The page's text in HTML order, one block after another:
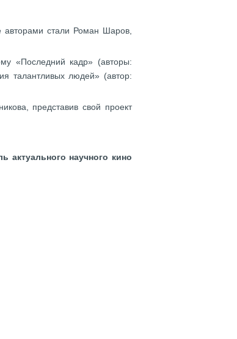
стали Роман Шаров,
«Последний кадр» (авторы:
талантливых людей» (автор:
представив свой проект
актуального научного кино